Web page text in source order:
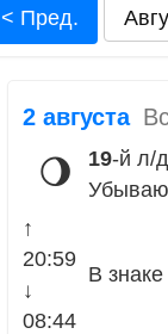
< Пред.
2 августа
🌖 19-й л/д
↑
20:59
↓
08:44
В